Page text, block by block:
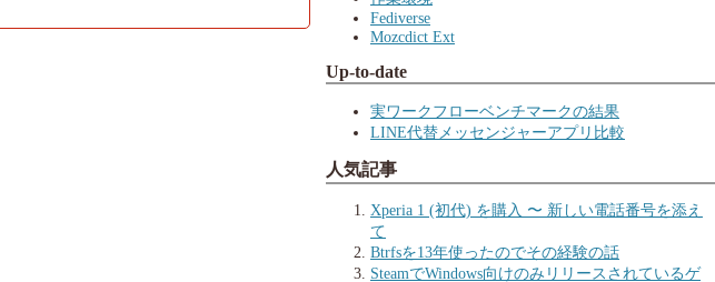
Fediverse
Mozcdict Ext
Up-to-date
実ワークフローベンチマークの結果
LINE代替メッセンジャーアプリ比較
人気記事
Xperia 1 (初代) を購入 〜 新しい電話番号を添え
て
Btrfsを13年使ったのでその経験の話
SteamでWindows向けのみリリースされているゲ